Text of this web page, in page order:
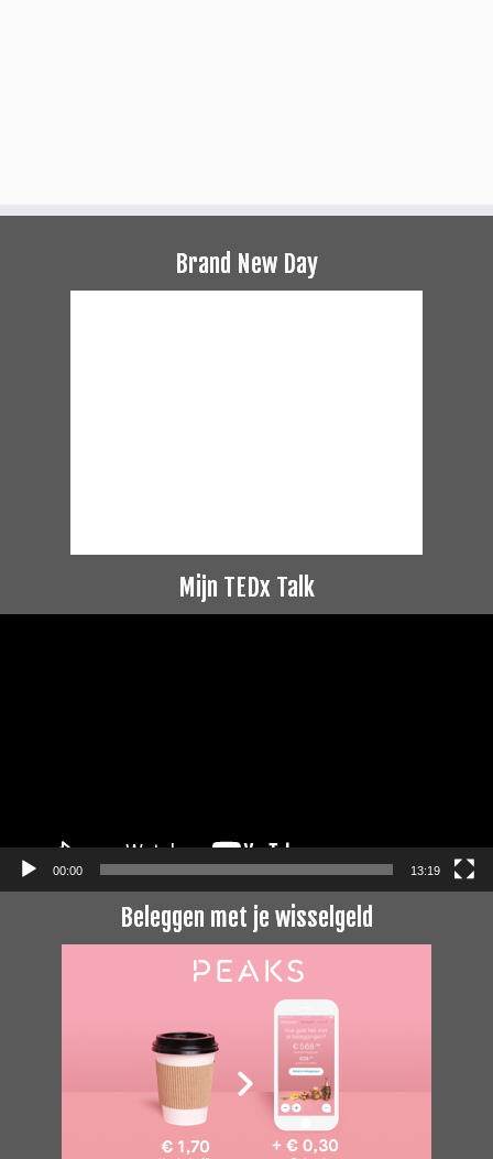
Brand New Day
Mijn TEDx Talk
00:00 13:19
Beleggen met je wisselgeld